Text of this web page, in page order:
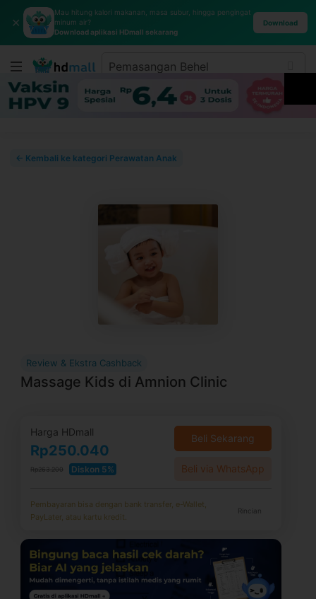
✕
Mau hitung kalori makanan, masa subur, hingga pengingat
minum air?
Download aplikasi HDmall sekarang
Download
← Kembali ke kategori Perawatan Anak
Review & Ekstra Cashback
Massage Kids di Amnion Clinic
Harga HDmall
Rp250.040
Rp263.200 Diskon 5%
Beli Sekarang
Beli via WhatsApp
Pembayaran bisa dengan bank transfer, e-Wallet,
PayLater, atau kartu kredit.
Rincian